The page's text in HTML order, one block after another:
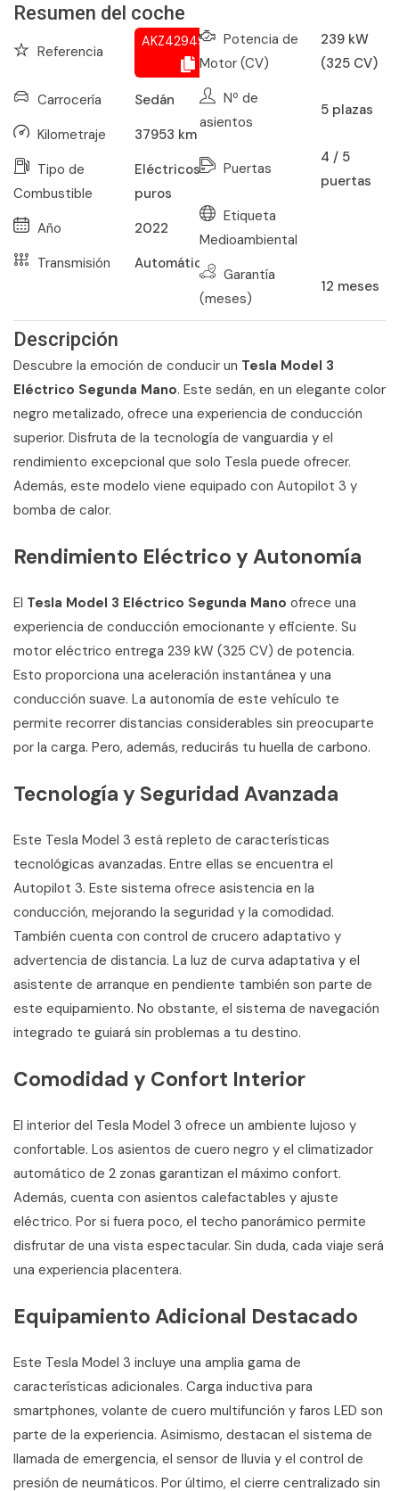
Resumen del coche
Referencia
AKZ429490916
Carrocería
Sedán
Kilometraje
37953 km
Tipo de
Combustible
Eléctricos
puros
Año
2022
Transmisión
Automático
Potencia de
Motor (CV)
239 kW
(325 CV)
Nº de
asientos
5 plazas
Puertas
4 / 5
puertas
Etiqueta
Medioambiental
Garantía
(meses)
12 meses
Descripción
Descubre la emoción de conducir un Tesla Model 3
Eléctrico Segunda Mano. Este sedán, en un elegante color
negro metalizado, ofrece una experiencia de conducción
superior. Disfruta de la tecnología de vanguardia y el
rendimiento excepcional que solo Tesla puede ofrecer.
Además, este modelo viene equipado con Autopilot 3 y
bomba de calor.
Rendimiento Eléctrico y Autonomía
El Tesla Model 3 Eléctrico Segunda Mano ofrece una
experiencia de conducción emocionante y eficiente. Su
motor eléctrico entrega 239 kW (325 CV) de potencia.
Esto proporciona una aceleración instantánea y una
conducción suave. La autonomía de este vehículo te
permite recorrer distancias considerables sin preocuparte
por la carga. Pero, además, reducirás tu huella de carbono.
Tecnología y Seguridad Avanzada
Este Tesla Model 3 está repleto de características
tecnológicas avanzadas. Entre ellas se encuentra el
Autopilot 3. Este sistema ofrece asistencia en la
conducción, mejorando la seguridad y la comodidad.
También cuenta con control de crucero adaptativo y
advertencia de distancia. La luz de curva adaptativa y el
asistente de arranque en pendiente también son parte de
este equipamiento. No obstante, el sistema de navegación
integrado te guiará sin problemas a tu destino.
Comodidad y Confort Interior
El interior del Tesla Model 3 ofrece un ambiente lujoso y
confortable. Los asientos de cuero negro y el climatizador
automático de 2 zonas garantizan el máximo confort.
Además, cuenta con asientos calefactables y ajuste
eléctrico. Por si fuera poco, el techo panorámico permite
disfrutar de una vista espectacular. Sin duda, cada viaje será
una experiencia placentera.
Equipamiento Adicional Destacado
Este Tesla Model 3 incluye una amplia gama de
características adicionales. Carga inductiva para
smartphones, volante de cuero multifunción y faros LED son
parte de la experiencia. Asimismo, destacan el sistema de
llamada de emergencia, el sensor de lluvia y el control de
presión de neumáticos. Por último, el cierre centralizado sin